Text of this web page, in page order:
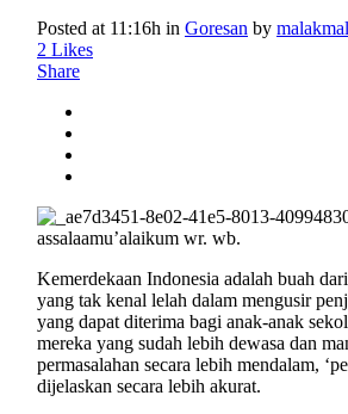
Posted at 11:16h in Goresan by
2 Likes
Share
assalaamu’alaikum wr. wb.
Kemerdekaan Indonesia adalah buah
yang tak kenal lelah dalam mengusir
yang dapat diterima bagi anak-anak
mereka yang sudah lebih dewasa dan
permasalahan secara lebih mendalam,
dijelaskan secara lebih akurat.